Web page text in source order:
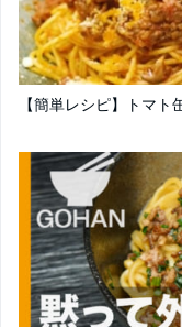
【簡単レシピ】トマ